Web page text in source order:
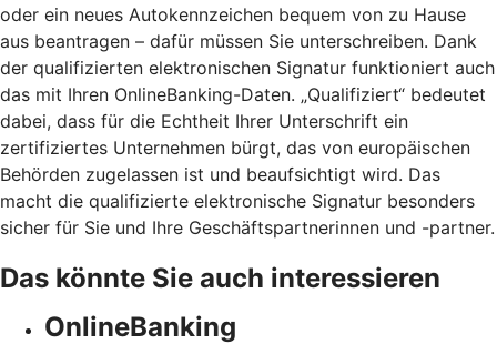
oder ein neues Autokennzeichen bequem von zu Hause
aus beantragen – dafür müssen Sie unterschreiben. Dank
der qualifizierten elektronischen Signatur funktioniert auch
das mit Ihren OnlineBanking-Daten. „Qualifiziert“ bedeutet
dabei, dass für die Echtheit Ihrer Unterschrift ein
zertifiziertes Unternehmen bürgt, das von europäischen
Behörden zugelassen ist und beaufsichtigt wird. Das
macht die qualifizierte elektronische Signatur besonders
sicher für Sie und Ihre Geschäftspartnerinnen und -partner.
Das könnte Sie auch interessieren
OnlineBanking